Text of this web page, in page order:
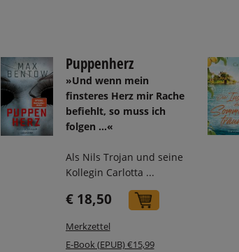
Puppenherz
»Und wenn mein
finsteres Herz mir Rache
befiehlt, so muss ich
folgen ...«
Als Nils Trojan und seine
Kollegin Carlotta ...
€ 18,50
Merkzettel
E-Book (EPUB) €15,99